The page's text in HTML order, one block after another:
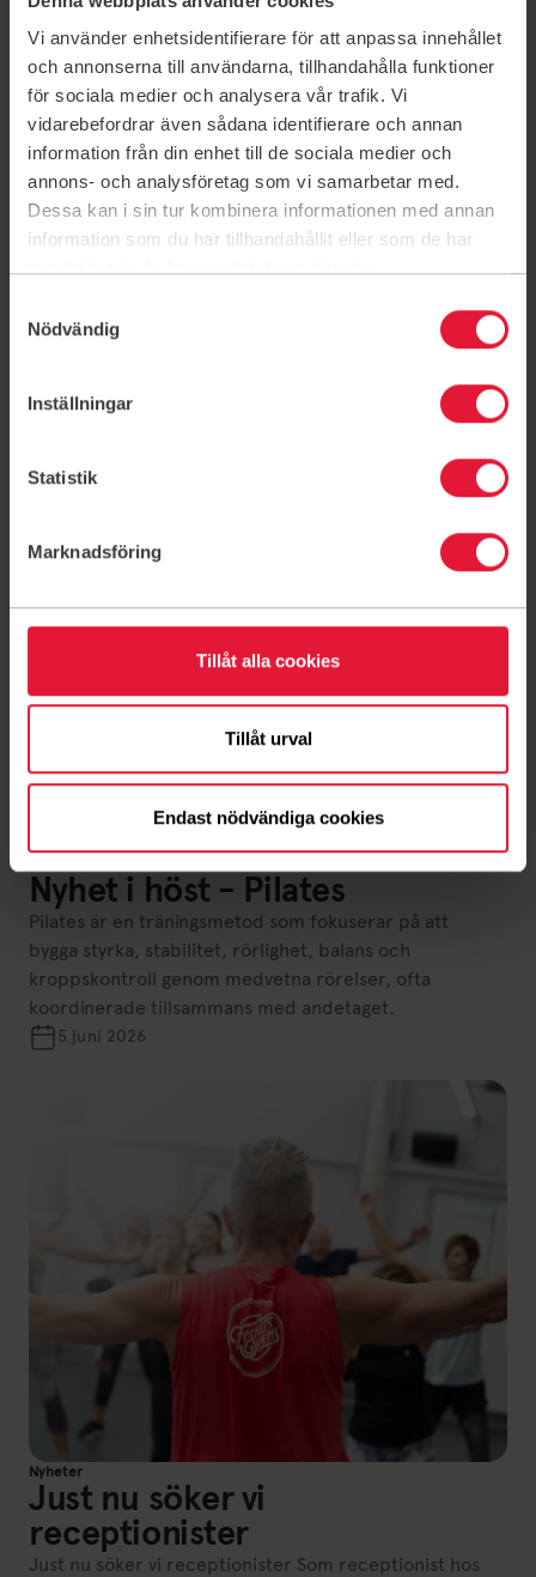
Vi använder enhetsidentifierare för att anpassa innehållet
och annonserna till användarna, tillhandahålla funktioner
för sociala medier och analysera vår trafik. Vi
vidarebefordrar även sådana identifierare och annan
information från din enhet till de sociala medier och
annons- och analysföretag som vi samarbetar med.
Dessa kan i sin tur kombinera informationen med annan
information som du har tillhandahållit eller som de har
Nödvändig
Inställningar
Statistik
Marknadsföring
Tillåt alla cookies
Tillåt urval
Endast nödvändiga cookies
Det här är inte bara en träningskurs, det är din start
på en starkare, friskare och mer balanserad livsstil.
Vi kombinerar fysisk aktivitet med kunskap om hur
kroppen och hjärnan fungerar, så att du får verktyg
som håller i längden. För dig som vill komma igång
med träningen och samtidigt få en helhetsförståelse
för hälsa och välmående. Efter kursen har du inte
bara tränat – du har lärt dig hur du tar hand om hela
dig. Du får energi, styrka och kunskap som gör
skillnad i vardagen.
Nyhet i höst - Pilates
Pilates är en träningsmetod som fokuserar på att
bygga styrka, stabilitet, rörlighet, balans och
kroppskontroll genom medvetna rörelser, ofta
koordinerade tillsammans med andetaget.
5 juni 2026
Nyheter
Just nu söker vi
receptionister
Just nu söker vi receptionister Som receptionist hos